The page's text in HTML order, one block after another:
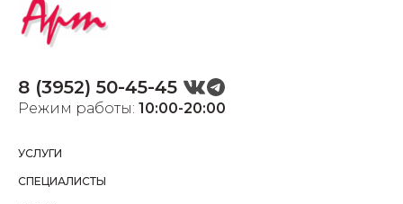
Режим работы: 10:00-20:00
8 (3952) 50-45-45
УСЛУГИ
СПЕЦИАЛИСТЫ